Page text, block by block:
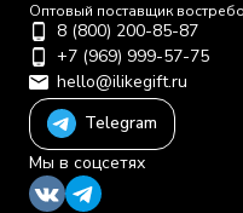
Оптовый поставщик
8 (800) 200-85-87
+7 (969) 999-57-75
hello@ilikegift.ru
Telegram
Мы в соцсетях